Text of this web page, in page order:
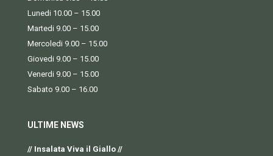
Lunedi 10.00 – 15.00
Martedi 9.00 – 15.00
Mercoledi 9.00 – 15.00
Giovedi 9.00 – 15.00
Venerdi 9.00 – 15.00
Sabato 9.00 – 16.00
ULTIME NEWS
// Insalata Viva il Giallo //